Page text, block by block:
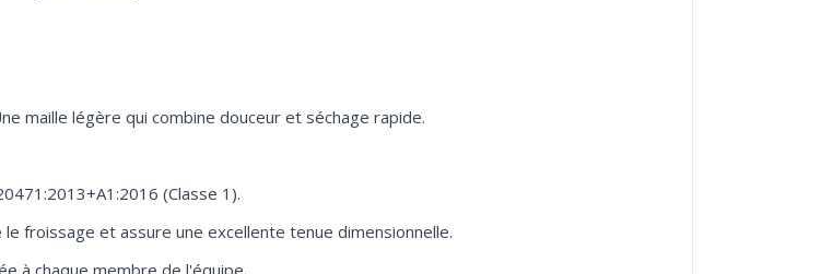
maille légère qui combine douceur et séchage rapide.
(Classe 1).
froissage et assure une excellente tenue dimensionnelle.
à chaque membre de l'équipe.